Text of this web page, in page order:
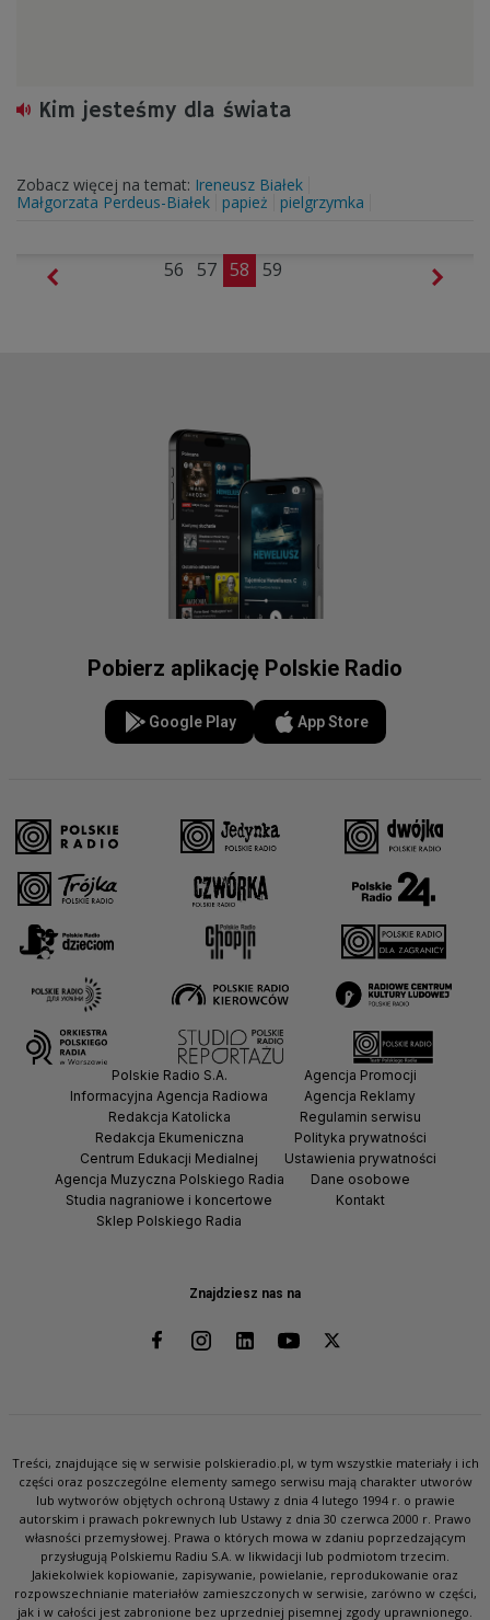
Kim jesteśmy dla świata
Zobacz więcej na temat: Ireneusz Białek
Małgorzata Perdeus-Białek
papież pielgrzymka
56 57 58 59
Pobierz aplikację Polskie Radio
Google Play App Store
Znajdziesz nas na
Polskie Radio S.A.
Informacyjna Agencja Radiowa
Redakcja Katolicka
Redakcja Ekumeniczna
Centrum Edukacji Medialnej
Agencja Muzyczna Polskiego Radia
Studia nagraniowe i koncertowe
Sklep Polskiego Radia
Agencja Promocji
Agencja Reklamy
Regulamin serwisu
Polityka prywatności
Ustawienia prywatności
Dane osobowe
Kontakt
Treści, znajdujące się w serwisie polskieradio.pl, w tym wszystkie materiały i ich
części oraz poszczególne elementy samego serwisu mają charakter utworów
lub wytworów objętych ochroną Ustawy z dnia 4 lutego 1994 r. o prawie
autorskim i prawach pokrewnych lub Ustawy z dnia 30 czerwca 2000 r. Prawo
własności przemysłowej. Prawa o których mowa w zdaniu poprzedzającym
przysługują Polskiemu Radiu S.A. w likwidacji lub podmiotom trzecim.
Jakiekolwiek kopiowanie, zapisywanie, powielanie, reprodukowanie oraz
rozpowszechnianie materiałów zamieszczonych w serwisie, zarówno w części,
jak i w całości jest zabronione bez uprzedniej pisemnej zgody uprawnionego.